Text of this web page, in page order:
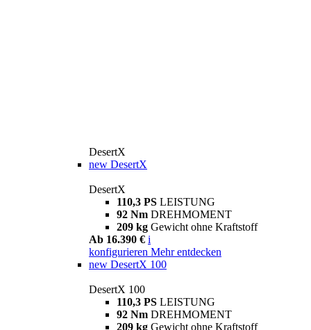
DesertX
new DesertX
DesertX
110,3 PS LEISTUNG
92 Nm DREHMOMENT
209 kg Gewicht ohne Kraftstoff
Ab 16.390 € i
konfigurieren Mehr entdecken
new DesertX 100
DesertX 100
110,3 PS LEISTUNG
92 Nm DREHMOMENT
209 kg Gewicht ohne Kraftstoff